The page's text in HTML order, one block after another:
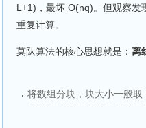
L+1)，最坏 O(nq)。但观察发
重复计算。
莫队算法的核心思想就是： 离
将数组分块，块大小一般取